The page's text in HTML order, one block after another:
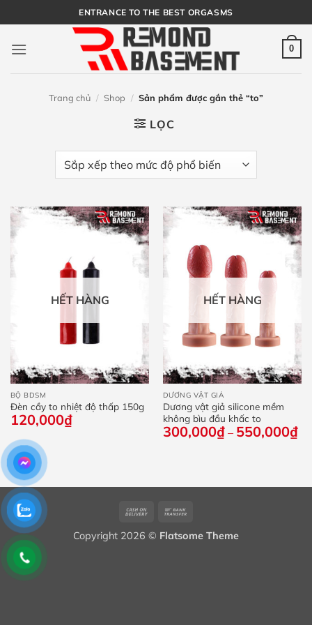
qua
nội
ENTRANCE TO THE BEST ORGASMS
0
Trang chủ / Shop / Sản phẩm được gắn thẻ “to”
LỌC
HẾT HÀNG
BỘ BDSM
Đèn cầy to nhiệt độ thấp 150g
120,000₫
HẾT HÀNG
DƯƠNG VẬT GIẢ
Dương vật giả silicone mềm
không bìu đầu khấc to
300,000₫ – 550,000₫
Cash
Delivery
Copyright 2026 © Flatsome Theme